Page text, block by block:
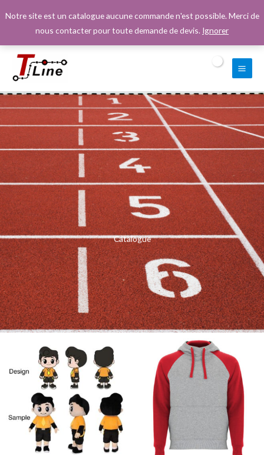
Notre site est un catalogue aucune commande n'est possible. Merci de
nous contacter pour toute demande de devis. Ignorer
au
Catalogue